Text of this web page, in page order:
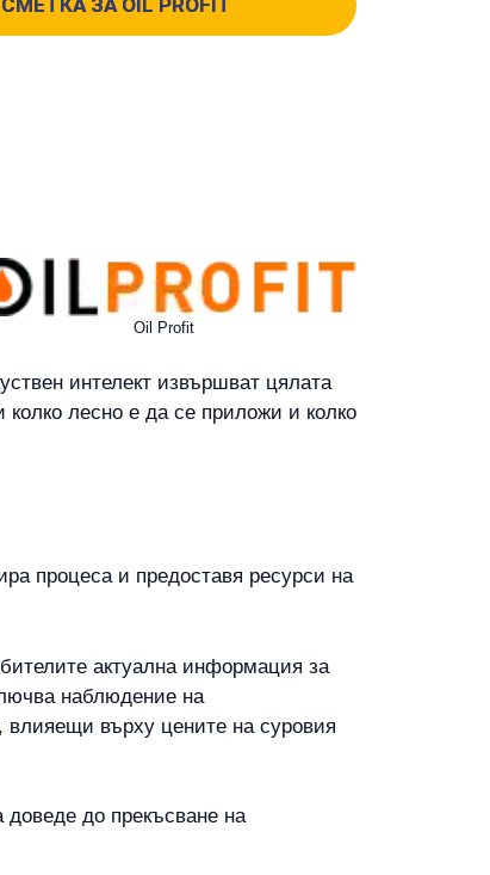
ЗА OIL PROFIT
Oil Profit
интелект извършват цялата
лесно е да се приложи и колко
процеса и предоставя ресурси на
актуална информация за
наблюдение на
влияещи върху цените на суровия
до прекъсване на